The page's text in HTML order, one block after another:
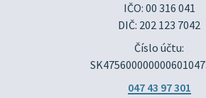
IČO: 00 316 041
DIČ: 202 123 7042
Číslo účtu:
047 43 97 301